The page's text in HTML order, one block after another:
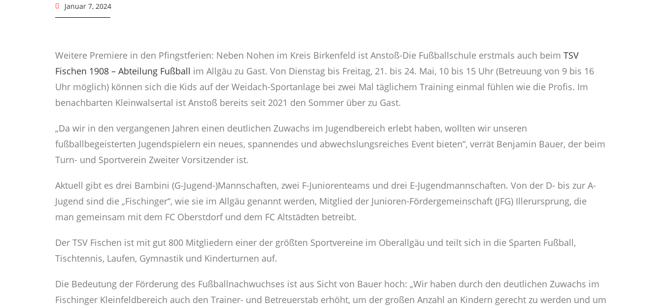
Januar 7, 2024
Weitere Premiere in den Pfingstferien: Neben Nohen im Kreis Birkenfeld ist Anstoß-Die Fußballschule erstmals auch beim TSV
Fischen 1908 – Abteilung Fußball im Allgäu zu Gast. Von Dienstag bis Freitag, 21. bis 24. Mai, 10 bis 15 Uhr (Betreuung von 9 bis 16
Uhr möglich) können sich die Kids auf der Weidach-Sportanlage bei zwei Mal täglichem Training einmal fühlen wie die Profis. Im
benachbarten Kleinwalsertal ist Anstoß bereits seit 2021 den Sommer über zu Gast.
„Da wir in den vergangenen Jahren einen deutlichen Zuwachs im Jugendbereich erlebt haben, wollten wir unseren
fußballbegeisterten Jugendspielern ein neues, spannendes und abwechslungsreiches Event bieten“, verrät Benjamin Bauer, der beim
Turn- und Sportverein Zweiter Vorsitzender ist.
Aktuell gibt es drei Bambini (G-Jugend-)Mannschaften, zwei F-Juniorenteams und drei E-Jugendmannschaften. Von der D- bis zur A-
Jugend sind die „Fischinger“, wie sie im Allgäu genannt werden, Mitglied der Junioren-Fördergemeinschaft (JFG) Illerursprung, die
man gemeinsam mit dem FC Oberstdorf und dem FC Altstädten betreibt.
Der TSV Fischen ist mit gut 800 Mitgliedern einer der größten Sportvereine im Oberallgäu und teilt sich in die Sparten Fußball,
Tischtennis, Laufen, Gymnastik und Kinderturnen auf.
Die Bedeutung der Förderung des Fußballnachwuchses ist aus Sicht von Bauer hoch: „Wir haben durch den deutlichen Zuwachs im
Fischinger Kleinfeldbereich auch den Trainer- und Betreuerstab erhöht, um der großen Anzahl an Kindern gerecht zu werden und um